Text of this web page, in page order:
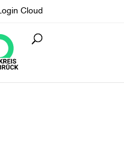
Login Cloud